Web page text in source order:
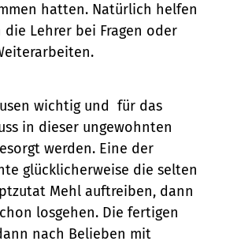
hatten. Natürlich helfen
Lehrer bei Fragen oder
wichtig und für das
in dieser ungewohnten
werden. Eine der
glücklicherweise die selten
Mehl auftreiben, dann
losgehen. Die fertigen
nach Belieben mit